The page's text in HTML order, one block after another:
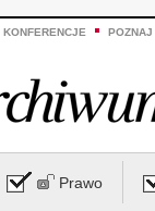
POZNAJ
Prawo